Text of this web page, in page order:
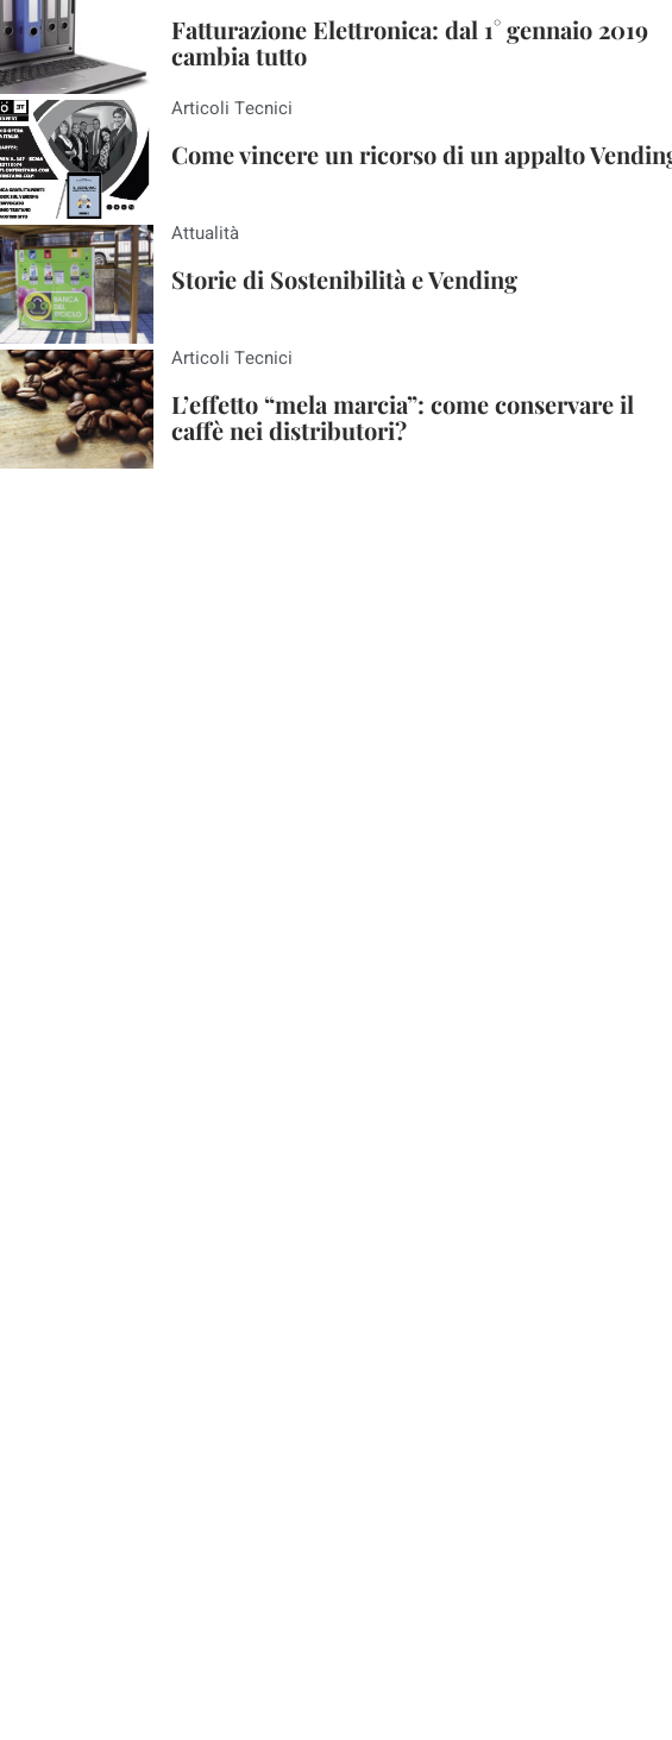
Fatturazione Elettronica: dal 1° gennaio 2019
cambia tutto
Articoli Tecnici
Come vincere un ricorso di un appalto
Attualità
Storie di Sostenibilità e Vending
Articoli Tecnici
L’effetto “mela marcia”: come conservare il
caffè nei distributori?